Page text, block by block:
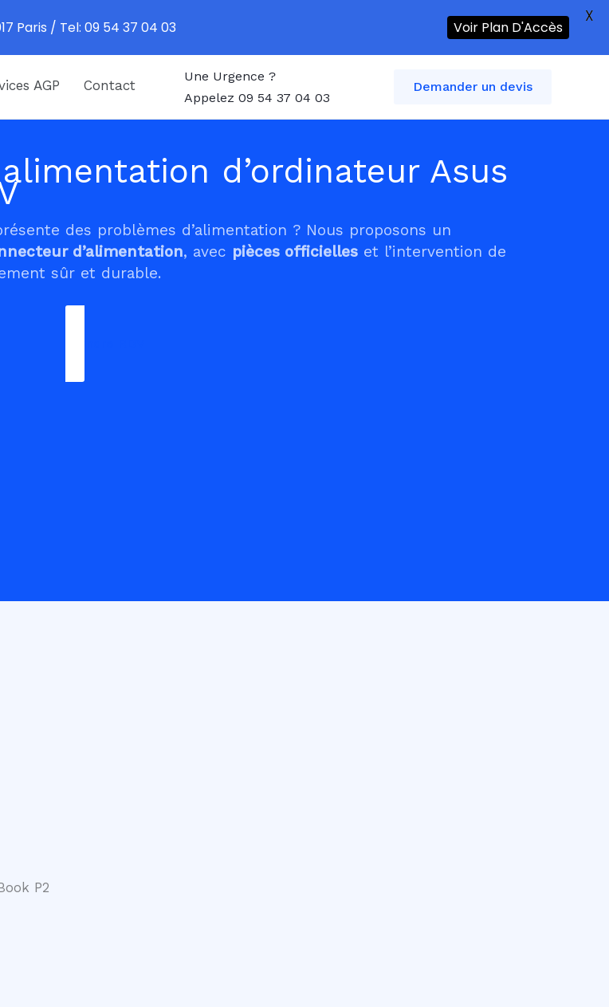
AGP Contact
Une Urgence ?
Appelez 09 54 37 04 03
Demander un devis
d’ordinateur Asus
des problèmes d’alimentation ? Nous proposons un
d’alimentation, avec pièces officielles et l’intervention de
sûr et durable.
P2
Paris / Tel: 09 54 37 04 03 Voir Plan D'Accès
X